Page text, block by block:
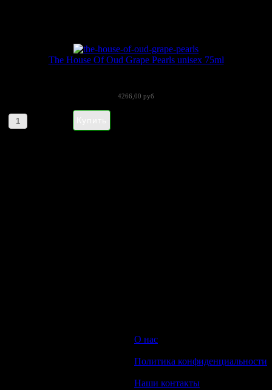
The House Of Oud Grape Pearls unisex 75ml
4266,00 руб
О нас
Политика конфиденциальности
Наши контакты